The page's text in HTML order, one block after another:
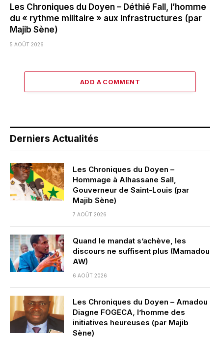
Les Chroniques du Doyen – Déthié Fall, l’homme
du « rythme militaire » aux Infrastructures (par
Majib Sène)
5 AOÛT 2026
ADD A COMMENT
Derniers Actualités
Les Chroniques du Doyen –
Hommage à Alhassane Sall,
Gouverneur de Saint-Louis (par
Majib Sène)
7 AOÛT 2026
Quand le mandat s’achève, les
discours ne suffisent plus (Mamadou
AW)
6 AOÛT 2026
Les Chroniques du Doyen – Amadou
Diagne FOGECA, l’homme des
initiatives heureuses (par Majib
Sène)